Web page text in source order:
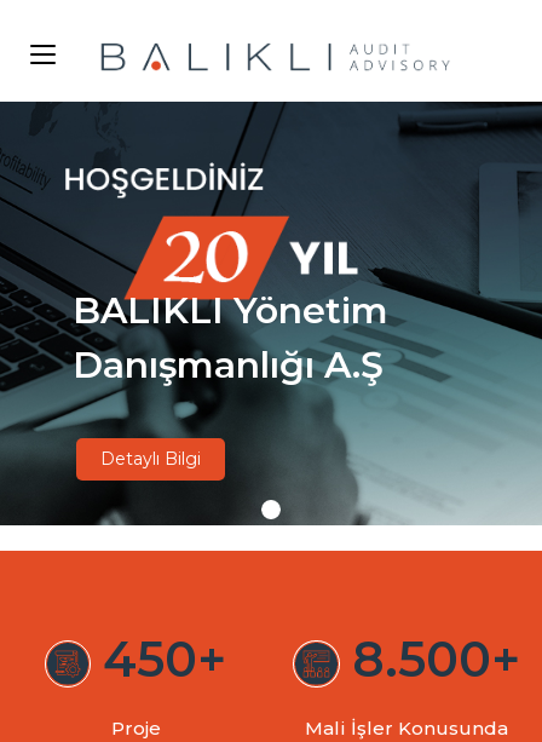
BALIKLI Yönetim
Danışmanlığı A.Ş
Detaylı Bilgi
450+
Proje
8.500+
Mali İşler Konusunda